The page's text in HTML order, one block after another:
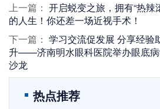
上一篇： 开启蜕变之旅，拥有“热辣
的人生！你还差一场近视手术！
下一篇： 学习交流促发展 分享经验
升——济南明水眼科医院举办眼底
沙龙
热点推荐